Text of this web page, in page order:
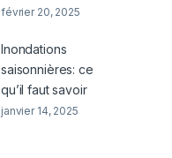
février 20, 2025
Inondations
saisonnières: ce
qu’il faut savoir
janvier 14, 2025